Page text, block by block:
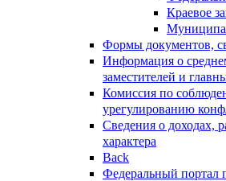
Краевое
Формы документов,
Информация о
заместителей и
Комиссия по
урегулированию
Сведения о доходах,
характера
Back
Федеральный портал